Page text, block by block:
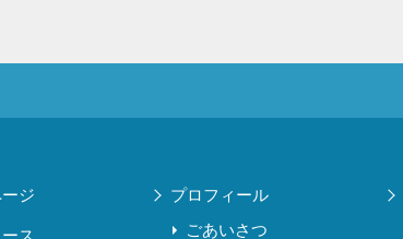
ージ
プロフィール
ごあいさつ